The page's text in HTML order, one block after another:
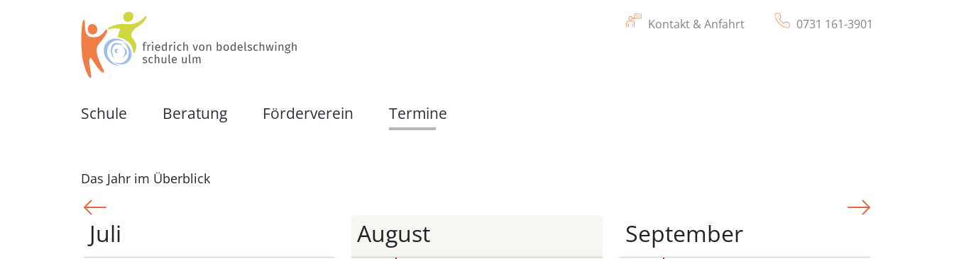
Kontakt & Anfahrt 0731 161-3901
Schule
Schulkonzept
Beratung Förderverein Termine
Das Jahr im Überblick
<< >>
Juli August September